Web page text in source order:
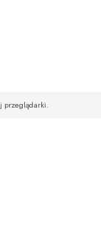
przeglądarki.